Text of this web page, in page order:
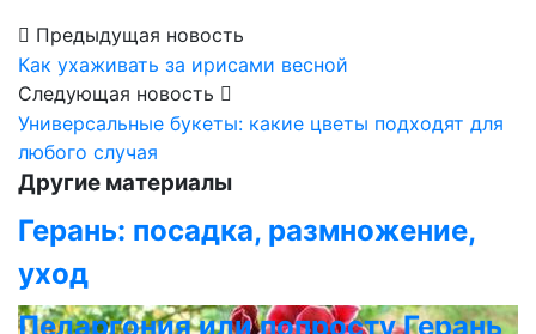
Предыдущая новость
Как ухаживать за ирисами весной
Следующая новость
Универсальные букеты: какие цветы подходят для
любого случая
Другие материалы
Герань: посадка, размножение,
уход
Пеларгония или попросту Герань